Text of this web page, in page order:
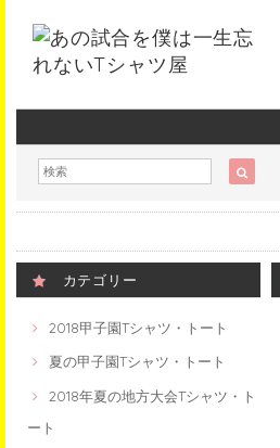
カテゴリー
2018甲子園Tシャツ・トート
夏の甲子園Tシャツ・トート
2018年夏の地方大会Tシャツ・ト
ート